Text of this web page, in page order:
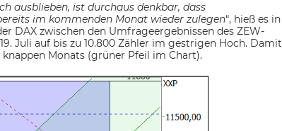
ausblieben, ist durchaus denkbar, dass
im kommenden Monat wieder zulegen“, hieß es in
DAX zwischen den Umfrageergebnissen des ZEW-
Juli auf bis zu 10.800 Zähler im gestrigen Hoch. Damit
Monats (grüner Pfeil im Chart).